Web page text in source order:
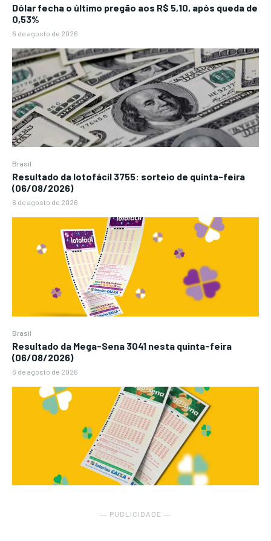
Dólar fecha o último pregão aos R$ 5,10, após queda de
0,53%
6 de agosto de 2026
Brasil
Resultado da lotofácil 3755: sorteio de quinta-feira
(06/08/2026)
6 de agosto de 2026
Brasil
Resultado da Mega-Sena 3041 nesta quinta-feira
(06/08/2026)
6 de agosto de 2026
― PUBLICIDADE ―